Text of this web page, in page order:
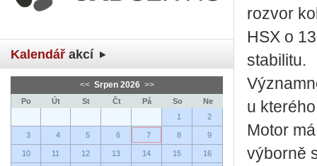
Kalendář akcí
<< Srpen 2026 >>
Po Út St Čt Pá So
Ne
1
2
3 4 5 6 7 8 9
10 11 12 13 14 15 16
rozvor
HSX o
stabilitu.
u
Motor
výborně